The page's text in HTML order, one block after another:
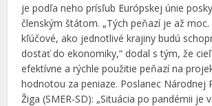
je podľa neho prísľub Európskej únie
členským štátom. „Tých peňazí je až moc.
kľúčové, ako jednotlivé krajiny budú
dostať do ekonomiky,“ dodal s tým, že
efektívne a rýchle použitie peňazí na
hodnotou za peniaze. Poslanec Národnej
Žiga (SMER-SD): „Situácia po pandémii je